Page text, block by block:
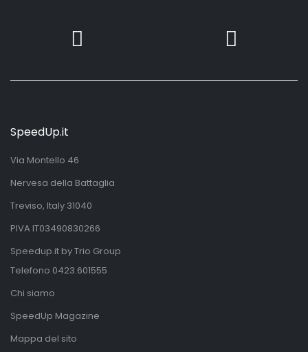
SpeedUp.it
Via Montello 46
Nervesa della Battaglia
Treviso, Italy 31040
PIVA IT03490830266
Speedup.it by Trio Group
Telefono 0423.601555
Chi siamo
SpeedUp Magazine
Mappa del sito